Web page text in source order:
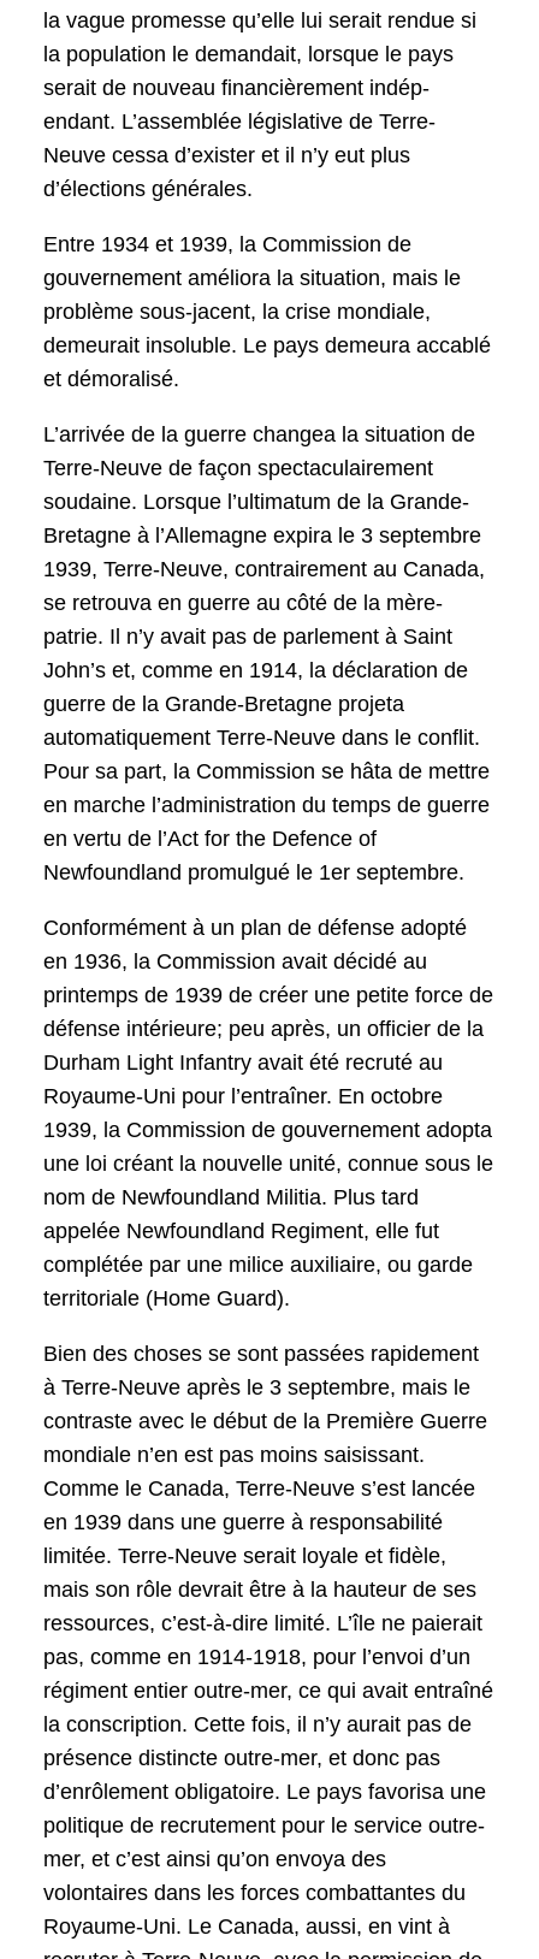
la vague promesse qu’elle lui serait rendue si
la population le demandait, lorsque le pays
serait de nouveau financièrement indép-
endant. L’assemblée législative de Terre-
Neuve cessa d’exister et il n’y eut plus
d’élections générales.
Entre 1934 et 1939, la Commission de
gouvernement améliora la situation, mais le
problème sous-jacent, la crise mondiale,
demeurait insoluble. Le pays demeura accablé
et démoralisé.
L’arrivée de la guerre changea la situation de
Terre-Neuve de façon spectaculairement
soudaine. Lorsque l’ultimatum de la Grande-
Bretagne à l’Allemagne expira le 3 septembre
1939, Terre-Neuve, contrairement au Canada,
se retrouva en guerre au côté de la mère-
patrie. Il n’y avait pas de parlement à Saint
John’s et, comme en 1914, la déclaration de
guerre de la Grande-Bretagne projeta
automatiquement Terre-Neuve dans le conflit.
Pour sa part, la Commission se hâta de mettre
en marche l’administration du temps de guerre
en vertu de l’Act for the Defence of
Newfoundland promulgué le 1er septembre.
Conformément à un plan de défense adopté
en 1936, la Commission avait décidé au
printemps de 1939 de créer une petite force de
défense intérieure; peu après, un officier de la
Durham Light Infantry avait été recruté au
Royaume-Uni pour l’entraîner. En octobre
1939, la Commission de gouvernement adopta
une loi créant la nouvelle unité, connue sous le
nom de Newfoundland Militia. Plus tard
appelée Newfoundland Regiment, elle fut
complétée par une milice auxiliaire, ou garde
territoriale (Home Guard).
Bien des choses se sont passées rapidement
à Terre-Neuve après le 3 septembre, mais le
contraste avec le début de la Première Guerre
mondiale n’en est pas moins saisissant.
Comme le Canada, Terre-Neuve s’est lancée
en 1939 dans une guerre à responsabilité
limitée. Terre-Neuve serait loyale et fidèle,
mais son rôle devrait être à la hauteur de ses
ressources, c’est-à-dire limité. L’île ne paierait
pas, comme en 1914-1918, pour l’envoi d’un
régiment entier outre-mer, ce qui avait entraîné
la conscription. Cette fois, il n’y aurait pas de
présence distincte outre-mer, et donc pas
d’enrôlement obligatoire. Le pays favorisa une
politique de recrutement pour le service outre-
mer, et c’est ainsi qu’on envoya des
volontaires dans les forces combattantes du
Royaume-Uni. Le Canada, aussi, en vint à